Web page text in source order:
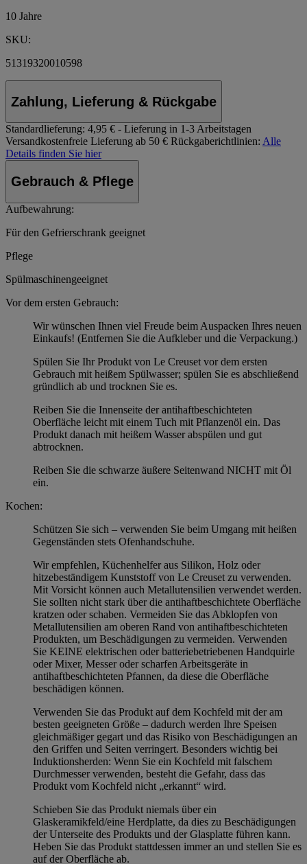
10 Jahre
SKU:
51319320010598
Zahlung, Lieferung & Rückgabe
Standardlieferung: 4,95 € - Lieferung in 1-3 Arbeitstagen
Versandkostenfreie Lieferung ab 50 € Rückgaberichtlinien: Alle
Details finden Sie hier
Gebrauch & Pflege
Aufbewahrung:
Für den Gefrierschrank geeignet
Pflege
Spülmaschinengeeignet
Vor dem ersten Gebrauch:
Wir wünschen Ihnen viel Freude beim Auspacken Ihres neuen
Einkaufs! (Entfernen Sie die Aufkleber und die Verpackung.)
Spülen Sie Ihr Produkt von Le Creuset vor dem ersten
Gebrauch mit heißem Spülwasser; spülen Sie es abschließend
gründlich ab und trocknen Sie es.
Reiben Sie die Innenseite der antihaftbeschichteten
Oberfläche leicht mit einem Tuch mit Pflanzenöl ein. Das
Produkt danach mit heißem Wasser abspülen und gut
abtrocknen.
Reiben Sie die schwarze äußere Seitenwand NICHT mit Öl
ein.
Kochen:
Schützen Sie sich – verwenden Sie beim Umgang mit heißen
Gegenständen stets Ofenhandschuhe.
Wir empfehlen, Küchenhelfer aus Silikon, Holz oder
hitzebeständigem Kunststoff von Le Creuset zu verwenden.
Mit Vorsicht können auch Metallutensilien verwendet werden.
Sie sollten nicht stark über die antihaftbeschichtete Oberfläche
kratzen oder schaben. Vermeiden Sie das Abklopfen von
Metallutensilien am oberen Rand von antihaftbeschichteten
Produkten, um Beschädigungen zu vermeiden. Verwenden
Sie KEINE elektrischen oder batteriebetriebenen Handquirle
oder Mixer, Messer oder scharfen Arbeitsgeräte in
antihaftbeschichteten Pfannen, da diese die Oberfläche
beschädigen können.
Verwenden Sie das Produkt auf dem Kochfeld mit der am
besten geeigneten Größe – dadurch werden Ihre Speisen
gleichmäßiger gegart und das Risiko von Beschädigungen an
den Griffen und Seiten verringert. Besonders wichtig bei
Induktionsherden: Wenn Sie ein Kochfeld mit falschem
Durchmesser verwenden, besteht die Gefahr, dass das
Produkt vom Kochfeld nicht „erkannt“ wird.
Schieben Sie das Produkt niemals über ein
Glaskeramikfeld/eine Herdplatte, da dies zu Beschädigungen
der Unterseite des Produkts und der Glasplatte führen kann.
Heben Sie das Produkt stattdessen immer an und stellen Sie es
auf der Oberfläche ab.